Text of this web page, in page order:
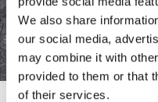
We also share
our social media,
may combine it with
provided to them or that
of their services.